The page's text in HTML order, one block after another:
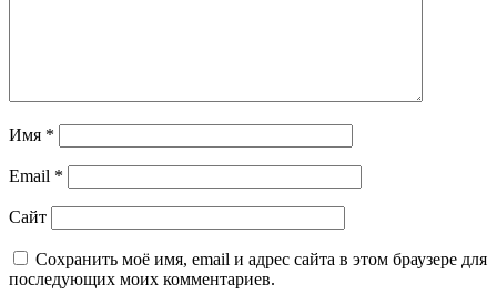
Имя *
Email *
Сайт
Сохранить моё имя, email и адрес сайта в этом браузере для
последующих моих комментариев.